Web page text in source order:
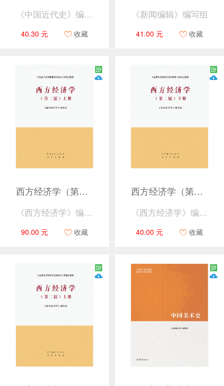
《中国近代史》编写组
40.30 元 收藏
《新闻编辑》编写组
41.00 元 收藏
西方经济学（第二版）（上册、下册）
《西方经济学》编写组
90.00 元 收藏
西方经济学（第二版）下册
《西方经济学》编写组
40.00 元 收藏